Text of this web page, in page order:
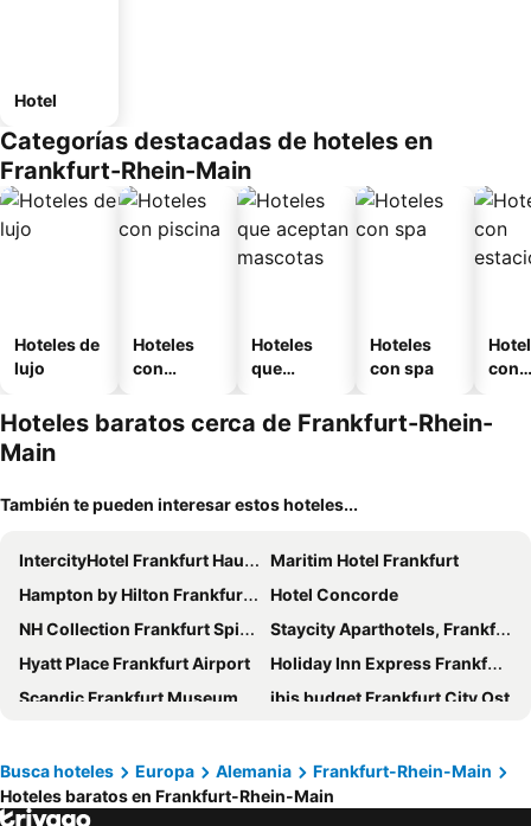
Hotel
Categorías destacadas de hoteles en
Frankfurt-Rhein-Main
Hoteles de
lujo
Hoteles
con
Hoteles
que
mascotas
Hoteles
con spa
con
Hoteles baratos cerca de Frankfurt-Rhein-
Main
También te pueden interesar estos hoteles...
IntercityHotel Frankfurt Hauptbahnhof Süd
Maritim Hotel Frankfurt
Hampton by Hilton Frankfurt City Centre East
Hotel Concorde
NH Collection Frankfurt Spin Tower
Staycity Aparthotels, Frankfurt Airport
Hyatt Place Frankfurt Airport
Holiday Inn Express Frankfurt Airport - Raunheim by IHG
Scandic Frankfurt Museumsufer
ibis budget Frankfurt City Ost
Motel One Frankfurt-Römer
Hampton by Hilton Frankfurt City Centre Messe
Holiday Inn - The Niu, Coin Frankfurt Ostend By Ihg
Holiday Inn Express Frankfurt - Messe By Ihg
Busca hoteles Europa Alemania
Frankfurt-Rhein-Main
Hoteles baratos en Frankfurt-Rhein-Main